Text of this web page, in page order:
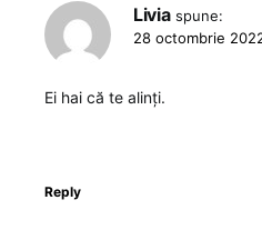
Livia spune:
28 octombrie
Ei hai că te alinți.
Reply